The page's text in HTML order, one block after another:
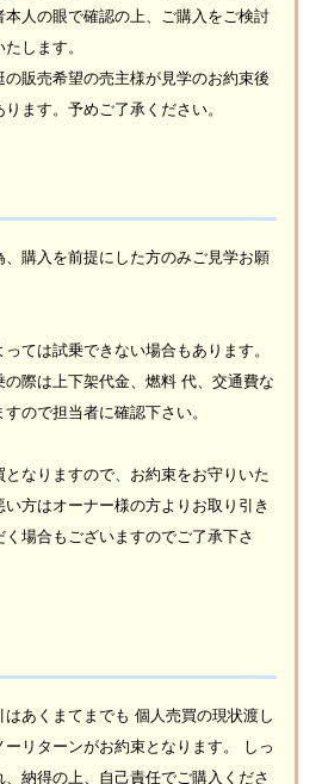
人の眼で確認の上、ご購入をご検討
します。
の販売希望の売主様が見学のお約束後
ます。予めご了承ください。
、購入を前提にした方のみご見学お願
ては試乗できない場合もあります。
の際は上下架代金、燃料 代、交通費な
ので担当者に確認下さい。
なりますので、お約束をお守りいた
方はオーナー様の方よりお取り引き
場合もございますのでご了承下さ
あくまてまでも 個人売買の現状渡し
リターンがお約束となります。 しっ
納得の上、自己責任でご購入くださ